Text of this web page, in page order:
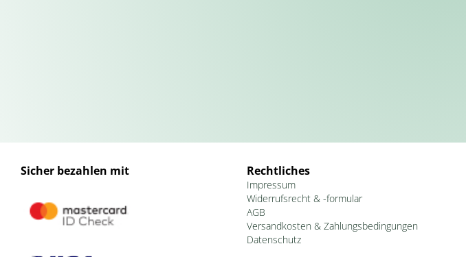
Sicher bezahlen mit Rechtliches
Impressum
Widerrufsrecht & -formular
AGB
Versandkosten & Zahlungsbedingungen
Datenschutz